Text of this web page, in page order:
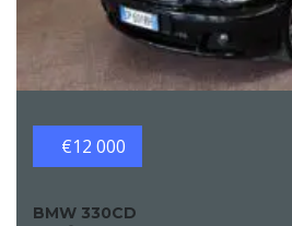
€12 000
BMW 330CD